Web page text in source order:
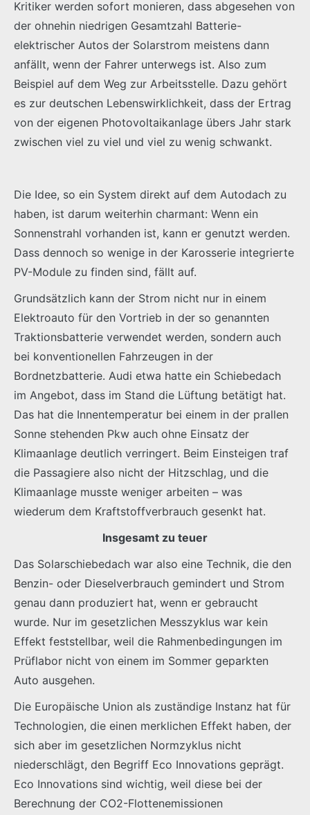
Kritiker werden sofort monieren, dass abgesehen von
der ohnehin niedrigen Gesamtzahl Batterie-
elektrischer Autos der Solarstrom meistens dann
anfällt, wenn der Fahrer unterwegs ist. Also zum
Beispiel auf dem Weg zur Arbeitsstelle. Dazu gehört
es zur deutschen Lebenswirklichkeit, dass der Ertrag
von der eigenen Photovoltaikanlage übers Jahr stark
zwischen viel zu viel und viel zu wenig schwankt.
Die Idee, so ein System direkt auf dem Autodach zu
haben, ist darum weiterhin charmant: Wenn ein
Sonnenstrahl vorhanden ist, kann er genutzt werden.
Dass dennoch so wenige in der Karosserie integrierte
PV-Module zu finden sind, fällt auf.
Grundsätzlich kann der Strom nicht nur in einem
Elektroauto für den Vortrieb in der so genannten
Traktionsbatterie verwendet werden, sondern auch
bei konventionellen Fahrzeugen in der
Bordnetzbatterie. Audi etwa hatte ein Schiebedach
im Angebot, dass im Stand die Lüftung betätigt hat.
Das hat die Innentemperatur bei einem in der prallen
Sonne stehenden Pkw auch ohne Einsatz der
Klimaanlage deutlich verringert. Beim Einsteigen traf
die Passagiere also nicht der Hitzschlag, und die
Klimaanlage musste weniger arbeiten – was
wiederum dem Kraftstoffverbrauch gesenkt hat.
Insgesamt zu teuer
Das Solarschiebedach war also eine Technik, die den
Benzin- oder Dieselverbrauch gemindert und Strom
genau dann produziert hat, wenn er gebraucht
wurde. Nur im gesetzlichen Messzyklus war kein
Effekt feststellbar, weil die Rahmenbedingungen im
Prüflabor nicht von einem im Sommer geparkten
Auto ausgehen.
Die Europäische Union als zuständige Instanz hat für
Technologien, die einen merklichen Effekt haben, der
sich aber im gesetzlichen Normzyklus nicht
niederschlägt, den Begriff Eco Innovations geprägt.
Eco Innovations sind wichtig, weil diese bei der
Berechnung der CO2-Flottenemissionen